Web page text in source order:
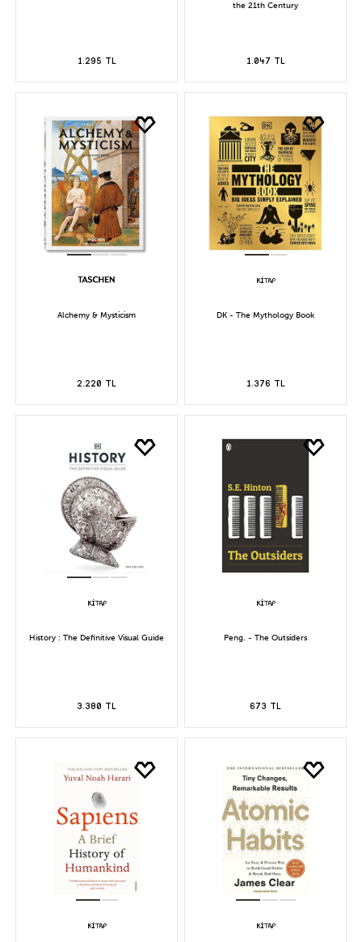
1.295 TL
the 21th Century
1.047 TL
Alchemy & Mysticism
2.220 TL
DK - The Mythology Book
1.376 TL
History : The Definitive Visual Guide
3.380 TL
Peng. - The Outsiders
673 TL